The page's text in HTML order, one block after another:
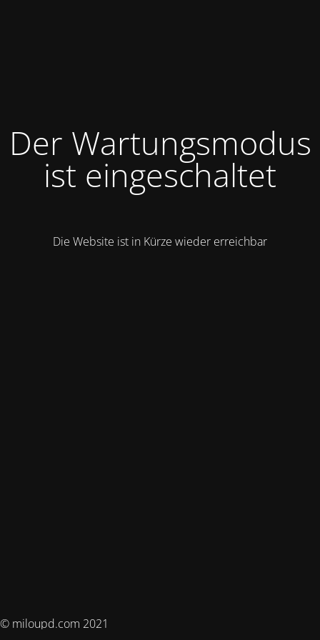
Der Wartungsmodus
ist eingeschaltet
Die Website ist in Kürze wieder erreichbar
© miloupd.com 2021